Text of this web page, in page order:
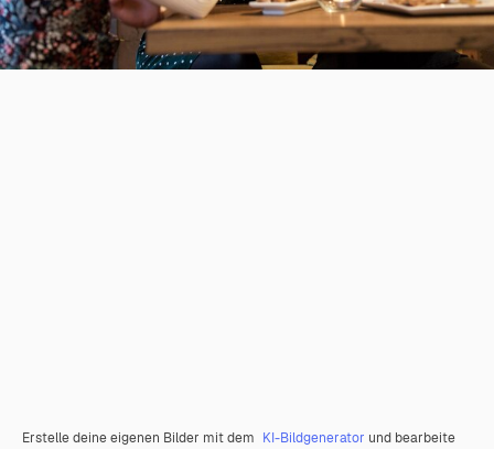
Erstelle deine eigenen Bilder mit dem KI-Bildgenerator und bearbeite